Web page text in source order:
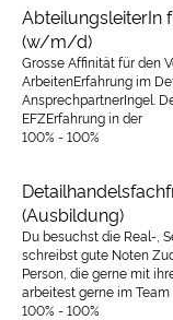
AbteilungsleiterIn
(w/m/d)
Grosse Affinität für den
ArbeitenErfahrung im
AnsprechpartnerIngel.
EFZErfahrung in der
100% - 100%
(Ausbildung)
Du besuchst die Real-,
schreibst gute Noten
Person, die gerne mit
arbeitest gerne im Team
100% - 100%